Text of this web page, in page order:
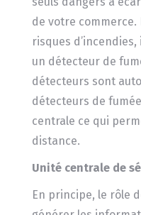
de votre
risques
un détecteur de
détecteurs sont
détecteurs de
centrale ce qui
distance.
Unité centrale de
En principe, le rôle